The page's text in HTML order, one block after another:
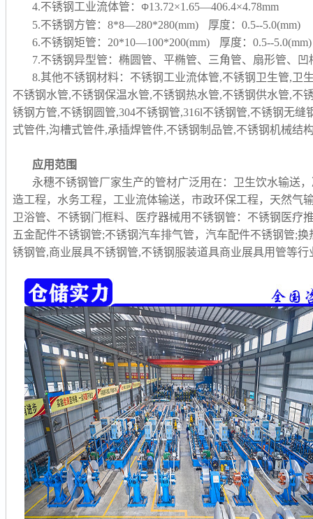
4.不锈钢工业流体管：Φ13.72×1.65—406.4×4.78mm
5.不锈钢方管：8*8—280*280(mm) 厚度：0.5--5.0(mm)
6.不锈钢矩管：20*10—100*200(mm) 厚度：0.5--5.0(mm)
7.不锈钢异型管：椭圆管、平椭管、三角管、扇形管、
8.其他不锈钢材料：不锈钢工业流体管,不锈钢卫生管,卫
不锈钢水管,不锈钢保温水管,不锈钢热水管,不锈钢供水管,不
锈钢方管,不锈钢圆管,304不锈钢管,316l不锈钢管,不锈钢无
式管件,沟槽式管件,承插焊管件,不锈钢制品管,不锈钢机械结
应用范围
永穗不锈钢管厂家生产的管材广泛用在：卫生饮水输送
造工程，水务工程，工业流体输送，市政环保工程，天然气
卫浴管、不锈钢门框料、医疗器械用不锈钢管：不锈钢医疗
五金配件不锈钢管;不锈钢汽车排气管，汽车配件不锈钢管;
锈钢管,商业展具不锈钢管,不锈钢服装道具商业展具用管等行